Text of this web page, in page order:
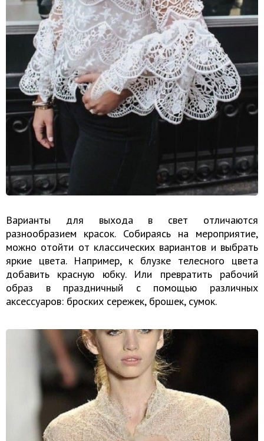
Варианты для выхода в свет отличаются
разнообразием красок. Собираясь на мероприятие,
можно отойти от классических вариантов и выбрать
яркие цвета. Например, к блузке телесного цвета
добавить красную юбку. Или превратить рабочий
образ в праздничный с помощью различных
аксессуаров: броских сережек, брошек, сумок.